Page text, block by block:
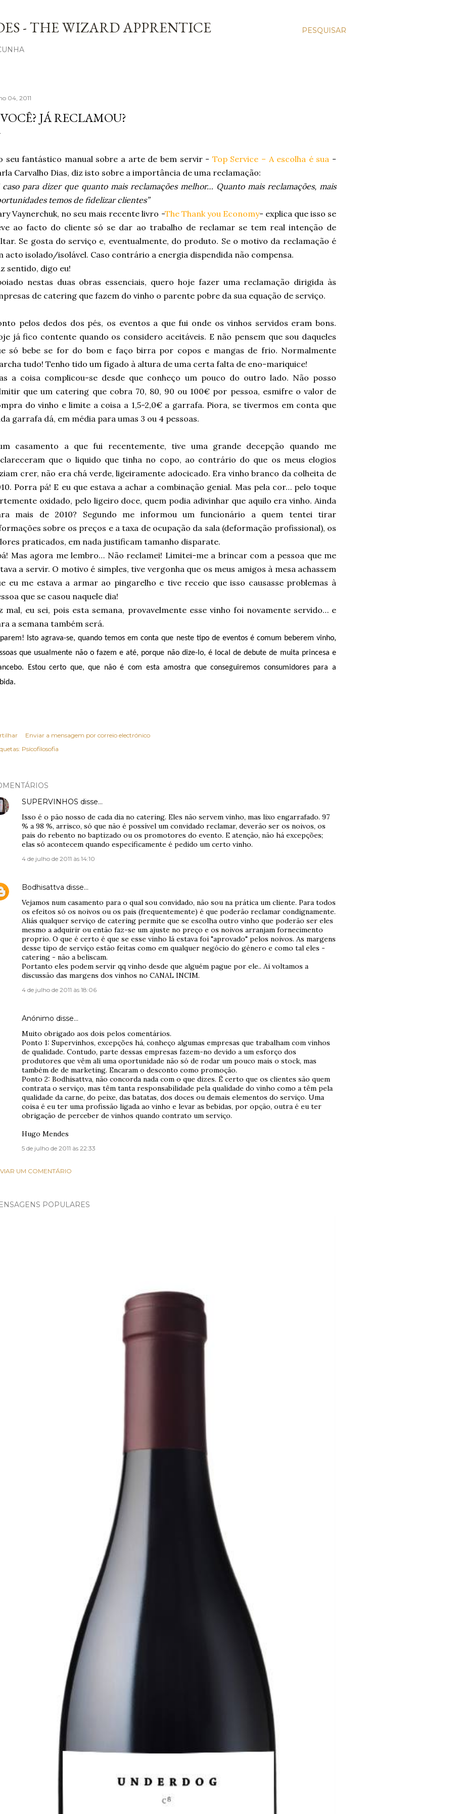
PESQUISAR
- THE WIZARD APPRENTICE
04, 2011
JÁ RECLAMOU?
seu fantástico manual sobre a arte de bem servir - Top Service – A escolha é sua -
Carvalho Dias, diz isto sobre a importância de uma reclamação:
caso para dizer que quanto mais reclamações melhor… Quanto mais reclamações, mais
temos de fidelizar clientes”
Vaynerchuk, no seu mais recente livro -The Thank you Economy- explica que isso se
ao facto do cliente só se dar ao trabalho de reclamar se tem real intenção de
Se gosta do serviço e, eventualmente, do produto. Se o motivo da reclamação é
acto isolado/isolável. Caso contrário a energia dispendida não compensa.
sentido, digo eu!
nestas duas obras essenciais, quero hoje fazer uma reclamação dirigida às
de catering que fazem do vinho o parente pobre da sua equação de serviço.
pelos dedos dos pés, os eventos a que fui onde os vinhos servidos eram bons.
já fico contente quando os considero aceitáveis. E não pensem que sou daqueles
só bebe se for do bom e faço birra por copos e mangas de frio. Normalmente
tudo! Tenho tido um fígado à altura de uma certa falta de eno-mariquice!
a coisa complicou-se desde que conheço um pouco do outro lado. Não posso
que um catering que cobra 70, 80, 90 ou 100€ por pessoa, esmifre o valor de
do vinho e limite a coisa a 1,5-2,0€ a garrafa. Piora, se tivermos em conta que
garrafa dá, em média para umas 3 ou 4 pessoas.
casamento a que fui recentemente, tive uma grande decepção quando me
que o liquido que tinha no copo, ao contrário do que os meus elogios
crer, não era chá verde, ligeiramente adocicado. Era vinho branco da colheita de
Porra pá! E eu que estava a achar a combinação genial. Mas pela cor… pelo toque
oxidado, pelo ligeiro doce, quem podia adivinhar que aquilo era vinho. Ainda
mais de 2010? Segundo me informou um funcionário a quem tentei tirar
sobre os preços e a taxa de ocupação da sala (deformação profissional), os
praticados, em nada justificam tamanho disparate.
Mas agora me lembro… Não reclamei! Limitei-me a brincar com a pessoa que me
a servir. O motivo é simples, tive vergonha que os meus amigos à mesa achassem
eu me estava a armar ao pingarelho e tive receio que isso causasse problemas à
que se casou naquele dia!
mal, eu sei, pois esta semana, provavelmente esse vinho foi novamente servido… e
a semana também será.
Isto agrava-se, quando temos em conta que neste tipo de eventos é comum beberem vinho,
que usualmente não o fazem e até, porque não dize-lo, é local de debute de muita princesa e
Estou certo que, que não é com esta amostra que conseguiremos consumidores para a
Enviar a mensagem por correio electrónico
Psícofilosofia
SUPERVINHOS disse…
Isso é o pão nosso de cada dia no catering. Eles não servem vinho, mas lixo engarrafado. 97
% a 98 %, arrisco, só que não é possível um convidado reclamar, deverão ser os noivos, os
pais do rebento no baptizado ou os promotores do evento. E atenção, não há excepções;
elas só acontecem quando específicamente é pedido um certo vinho.
4 de julho de 2011 às 14:10
Bodhisattva disse…
Vejamos num casamento para o qual sou convidado, não sou na prática um cliente. Para todos
os efeitos só os noivos ou os pais (frequentemente) é que poderão reclamar condignamente.
Aliás qualquer serviço de catering permite que se escolha outro vinho que poderão ser eles
mesmo a adquirir ou então faz-se um ajuste no preço e os noivos arranjam fornecimento
proprio. O que é certo é que se esse vinho lá estava foi "aprovado" pelos noivos. As margens
desse tipo de serviço estão feitas como em qualquer negócio do género e como tal eles -
catering - não a beliscam.
Portanto eles podem servir qq vinho desde que alguém pague por ele.. Ai voltamos a
discussão das margens dos vinhos no CANAL INCIM.
4 de julho de 2011 às 18:06
Anónimo disse…
Muito obrigado aos dois pelos comentários.
Ponto 1: Supervinhos, excepções há, conheço algumas empresas que trabalham com vinhos
de qualidade. Contudo, parte dessas empresas fazem-no devido a um esforço dos
produtores que vêm ali uma oportunidade não só de rodar um pouco mais o stock, mas
também de de marketing. Encaram o desconto como promoção.
Ponto 2: Bodhisattva, não concorda nada com o que dizes. É certo que os clientes são quem
contrata o serviço, mas têm tanta responsabilidade pela qualidade do vinho como a têm pela
qualidade da carne, do peixe, das batatas, dos doces ou demais elementos do serviço. Uma
coisa é eu ter uma profissão ligada ao vinho e levar as bebidas, por opção, outra é eu ter
obrigação de perceber de vinhos quando contrato um serviço.
Hugo Mendes
5 de julho de 2011 às 22:33
UM COMENTÁRIO
POPULARES